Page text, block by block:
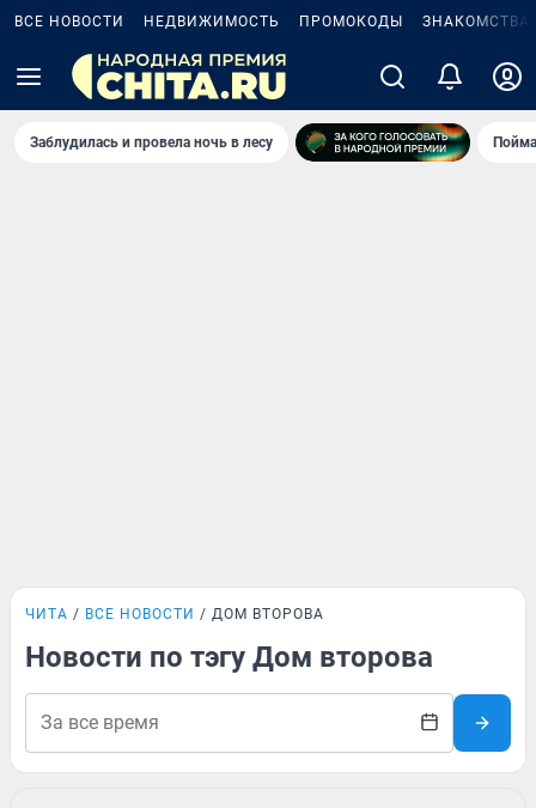
ВСЕ НОВОСТИ НЕДВИЖИМОСТЬ ПРОМОКОДЫ ЗНАКОМСТВА
Заблудилась и провела ночь в лесу
ЧИТА ВСЕ НОВОСТИ ДОМ ВТОРОВА
Новости по тэгу Дом второва